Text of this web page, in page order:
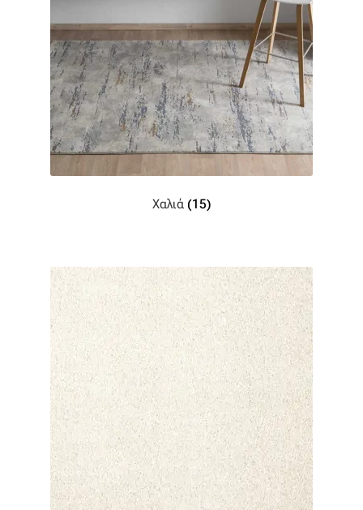
Βαμβακοσατέν
Βελούδο
Βελουτέ
Βουάλ
Δαντέλα
Δίχτυ
Επιπλόπανο
Ζακάρ
Καραβόπανο
Κρεπ
Χαλιά (15)